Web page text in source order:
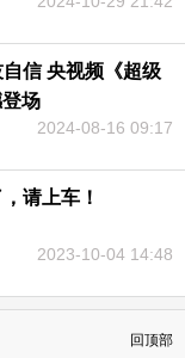
信 央视频《超级
场
2024-08-16 09:17
请上车！
2023-10-04 14:48
回顶部